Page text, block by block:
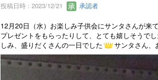
投稿日時 : 2023/12/21 承認者
12月20日（水）お楽しみ子供会にサンタさんが来
プレゼントをもらったりして、とても嬉しそうで
しみ、盛りだくさんの一日でした
サンタさん、